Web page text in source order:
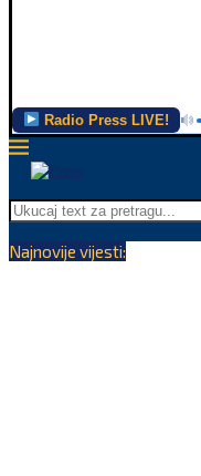
Radio Press LIVE!
Najnovije vijesti: